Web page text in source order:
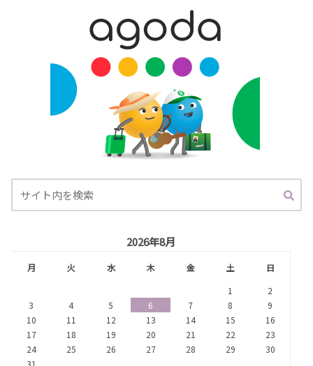
2026年8月
月 火 水 木 金 土
日
1
2
3
4 5 6 7 8
9
10
11 12 13 14 15
16
17
18 19 20 21 22
23
24
25 26 27 28 29
30
31